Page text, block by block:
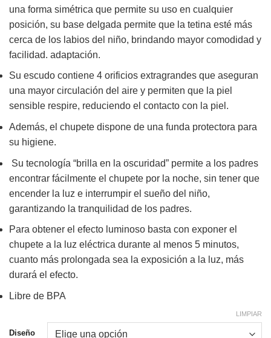
una forma simétrica que permite su uso en cualquier
posición, su base delgada permite que la tetina esté más
cerca de los labios del niño, brindando mayor comodidad y
facilidad. adaptación.
Su escudo contiene 4 orificios extragrandes que aseguran
una mayor circulación del aire y permiten que la piel
sensible respire, reduciendo el contacto con la piel.
Además, el chupete dispone de una funda protectora para
su higiene.
Su tecnología “brilla en la oscuridad” permite a los padres
encontrar fácilmente el chupete por la noche, sin tener que
encender la luz e interrumpir el sueño del niño,
garantizando la tranquilidad de los padres.
Para obtener el efecto luminoso basta con exponer el
chupete a la luz eléctrica durante al menos 5 minutos,
cuanto más prolongada sea la exposición a la luz, más
durará el efecto.
Libre de BPA
Diseño
LIMPIAR